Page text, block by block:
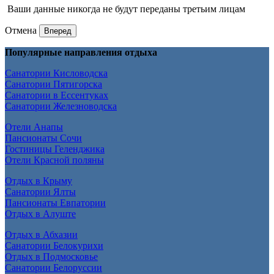
Ваши данные никогда не будут переданы третьим лицам
Отмена Вперед
Популярные направления отдыха
Санатории Кисловодска
Санатории Пятигорска
Санатории в Ессентуках
Санатории Железноводска
Отели Анапы
Пансионаты Сочи
Гостиницы Геленджика
Отели Красной поляны
Отдых в Крыму
Санатории Ялты
Пансионаты Евпатории
Отдых в Алуште
Отдых в Абхазии
Санатории Белокурихи
Отдых в Подмосковье
Санатории Белоруссии